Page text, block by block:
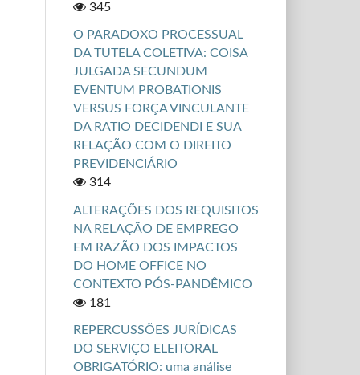
345
O PARADOXO PROCESSUAL
DA TUTELA COLETIVA: COISA
JULGADA SECUNDUM
EVENTUM PROBATIONIS
VERSUS FORÇA VINCULANTE
DA RATIO DECIDENDI E SUA
RELAÇÃO COM O DIREITO
PREVIDENCIÁRIO
314
ALTERAÇÕES DOS REQUISITOS
NA RELAÇÃO DE EMPREGO
EM RAZÃO DOS IMPACTOS
DO HOME OFFICE NO
CONTEXTO PÓS-PANDÊMICO
181
REPERCUSSÕES JURÍDICAS
DO SERVIÇO ELEITORAL
OBRIGATÓRIO: uma análise